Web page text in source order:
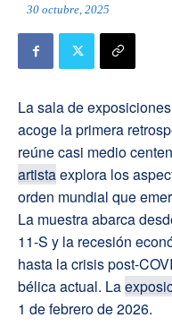
30 octubre, 2025
La sala de
acoge la primera
reúne casi medio
artistaexplora los
orden mundial que
La muestra abarca
11-S y la recesión
hasta la crisis post-
bélica actual. La
1 de febrero de 2026.